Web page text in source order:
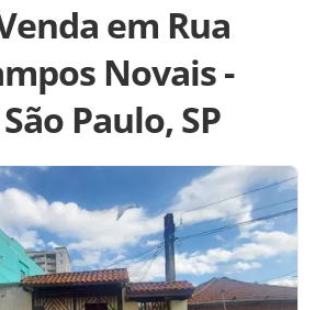
em Rua
Novais -
Paulo, SP